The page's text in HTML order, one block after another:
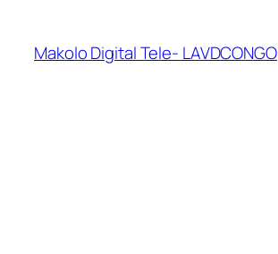
Makolo Digital Tele- LAVDCONGO